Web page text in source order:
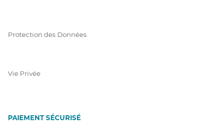
Protection des Données
Vie Privée
PAIEMENT SÉCURISÉ